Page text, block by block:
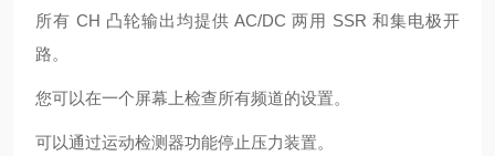
所有 CH 凸轮输出均提供 AC/DC 两用 SSR 和集电极开
路。
您可以在一个屏幕上检查所有频道的设置。
可以通过运动检测器功能停止压力装置。